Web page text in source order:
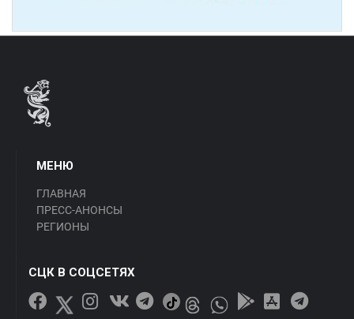
МЕНЮ
ГЛАВНАЯ
ПРЕСС-АНОНСЫ
РЕГИОНЫ
СЦК В СОЦСЕТЯХ